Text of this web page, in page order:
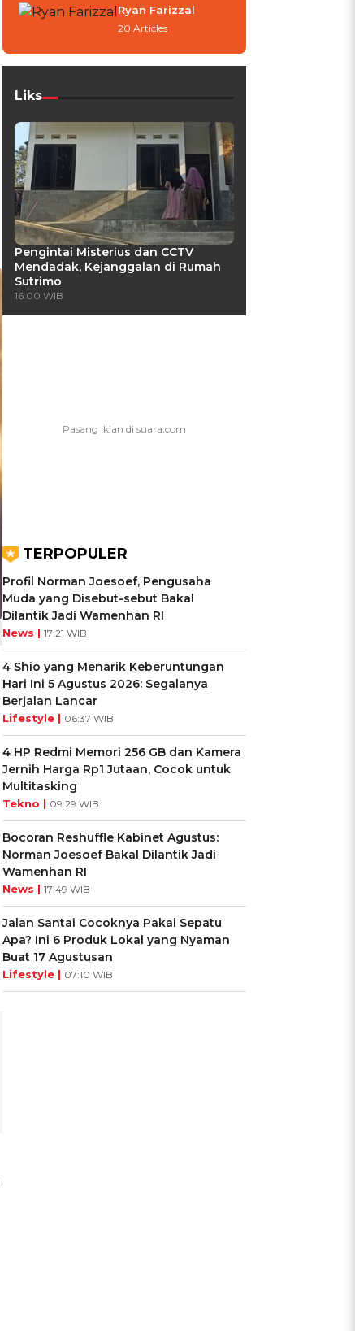
Ryan Farizzal
20 Articles
Liks
Pengintai Misterius dan CCTV
Mendadak, Kejanggalan di Rumah
Sutrimo
16:00 WIB
TERPOPULER
Profil Norman Joesoef, Pengusaha
Muda yang Disebut-sebut Bakal
Dilantik Jadi Wamenhan RI
News | 17:21 WIB
4 Shio yang Menarik Keberuntungan
Hari Ini 5 Agustus 2026: Segalanya
Berjalan Lancar
Lifestyle | 06:37 WIB
4 HP Redmi Memori 256 GB dan Kamera
Jernih Harga Rp1 Jutaan, Cocok untuk
Multitasking
Tekno | 09:29 WIB
Bocoran Reshuffle Kabinet Agustus:
Norman Joesoef Bakal Dilantik Jadi
Wamenhan RI
News | 17:49 WIB
Jalan Santai Cocoknya Pakai Sepatu
Apa? Ini 6 Produk Lokal yang Nyaman
Buat 17 Agustusan
Lifestyle | 07:10 WIB